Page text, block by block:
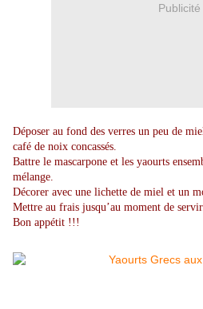
Publicité
Déposer au fond des verres un peu de
café de noix concassés.
Battre le mascarpone et les yaourts
mélange.
Décorer avec une lichette de miel et un
Mettre au frais jusqu’au moment de
Bon appétit !!!